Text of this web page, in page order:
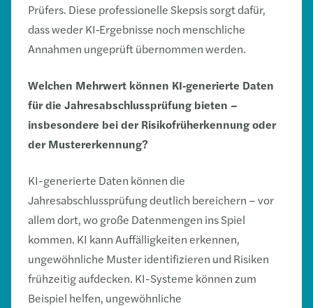
Prüfers. Diese professionelle Skepsis sorgt dafür,
dass weder KI‑Ergebnisse noch menschliche
Annahmen ungeprüft übernommen werden.
Welchen Mehrwert können KI‑generierte Daten
für die Jahresabschlussprüfung bieten –
insbesondere bei der Risikofrüherkennung oder
der Mustererkennung?
KI-generierte Daten können die
Jahresabschlussprüfung deutlich bereichern – vor
allem dort, wo große Datenmengen ins Spiel
kommen. KI kann Auffälligkeiten erkennen,
ungewöhnliche Muster identifizieren und Risiken
frühzeitig aufdecken. KI-Systeme können zum
Beispiel helfen, ungewöhnliche